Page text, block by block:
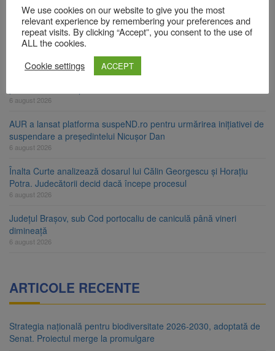
6 august 2026
Bărbat din Victoria, reținut după ce și-ar fi agresat soția de două
ori în câteva zile
Urmele atelajului i-au condus pe polițiști la cioate. Bărbat prins în
6 august 2026
AUR a lansat platforma suspeND.ro pentru urmărirea inițiativei de
suspendare a președintelui Nicușor Dan
6 august 2026
Înalta Curte analizează dosarul lui Călin Georgescu și Horațiu
Potra. Judecătorii decid dacă începe procesul
6 august 2026
Județul Brașov, sub Cod portocaliu de caniculă până vineri
dimineață
6 august 2026
ARTICOLE RECENTE
Strategia națională pentru biodiversitate 2026-2030, adoptată de
Senat. Proiectul merge la promulgare
We use cookies on our website to give you the most
relevant experience by remembering your preferences and
repeat visits. By clicking “Accept”, you consent to the use of
ALL the cookies.
Cookie settings
ACCEPT